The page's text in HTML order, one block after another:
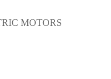
MOTORS